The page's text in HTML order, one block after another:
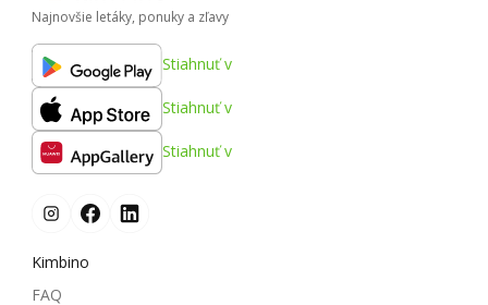
Najnovšie letáky, ponuky a zľavy
Stiahnuť v
Stiahnuť v
Stiahnuť v
Kimbino
FAQ